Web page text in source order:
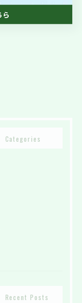
Categories
Recent Posts